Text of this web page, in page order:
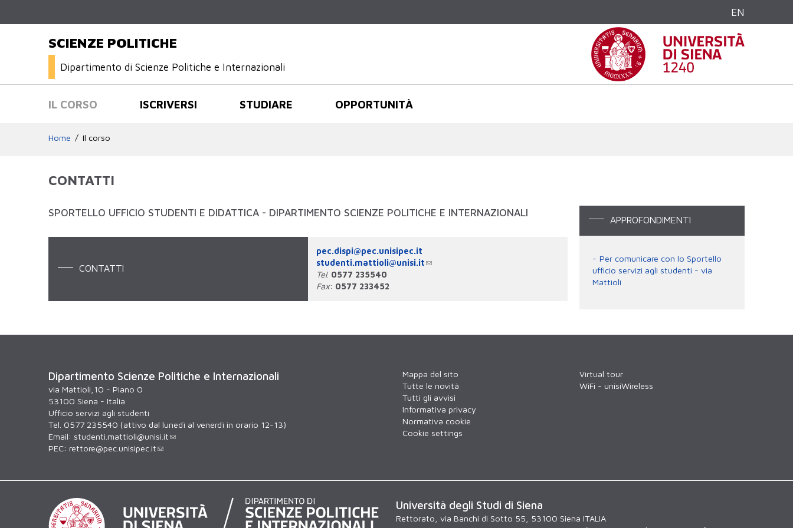
EN
SCIENZE POLITICHE
Dipartimento di Scienze Politiche e Internazionali
IL CORSO ISCRIVERSI STUDIARE OPPORTUNITÀ
Home Il corso
CONTATTI
SPORTELLO UFFICIO STUDENTI E DIDATTICA - DIPARTIMENTO SCIENZE POLITICHE E INTERNAZIONALI
CONTATTI
pec.dispi@pec.unisipec.it
studenti.mattioli@unisi.it
Tel. 0577 235540
Fax: 0577 233452
APPROFONDIMENTI
Per comunicare con lo Sportello
ufficio servizi agli studenti - via
Mattioli
Dipartimento Scienze Politiche e Internazionali
via Mattioli,10 - Piano 0
53100 Siena - Italia
Ufficio servizi agli studenti
Tel. 0577 235540 (attivo dal lunedì al venerdì in orario 12-13)
Email: studenti.mattioli@unisi.it
PEC: rettore@pec.unisipec.it
Mappa del sito
Tutte le novità
Tutti gli avvisi
Informativa privacy
Normativa cookie
Cookie settings
Virtual tour
WiFi - unisiWireless
Università degli Studi di Siena
Rettorato, via Banchi di Sotto 55, 53100 Siena ITALIA